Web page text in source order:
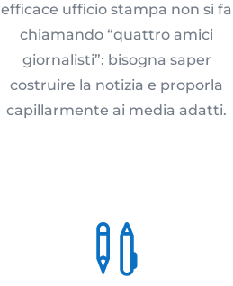
efficace ufficio stampa non si fa
chiamando “quattro amici
giornalisti”: bisogna saper
costruire la notizia e proporla
capillarmente ai media adatti.
